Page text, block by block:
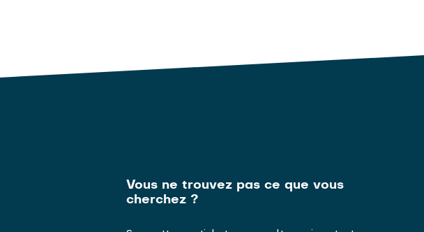
Vous ne trouvez pas ce que vous
cherchez ?